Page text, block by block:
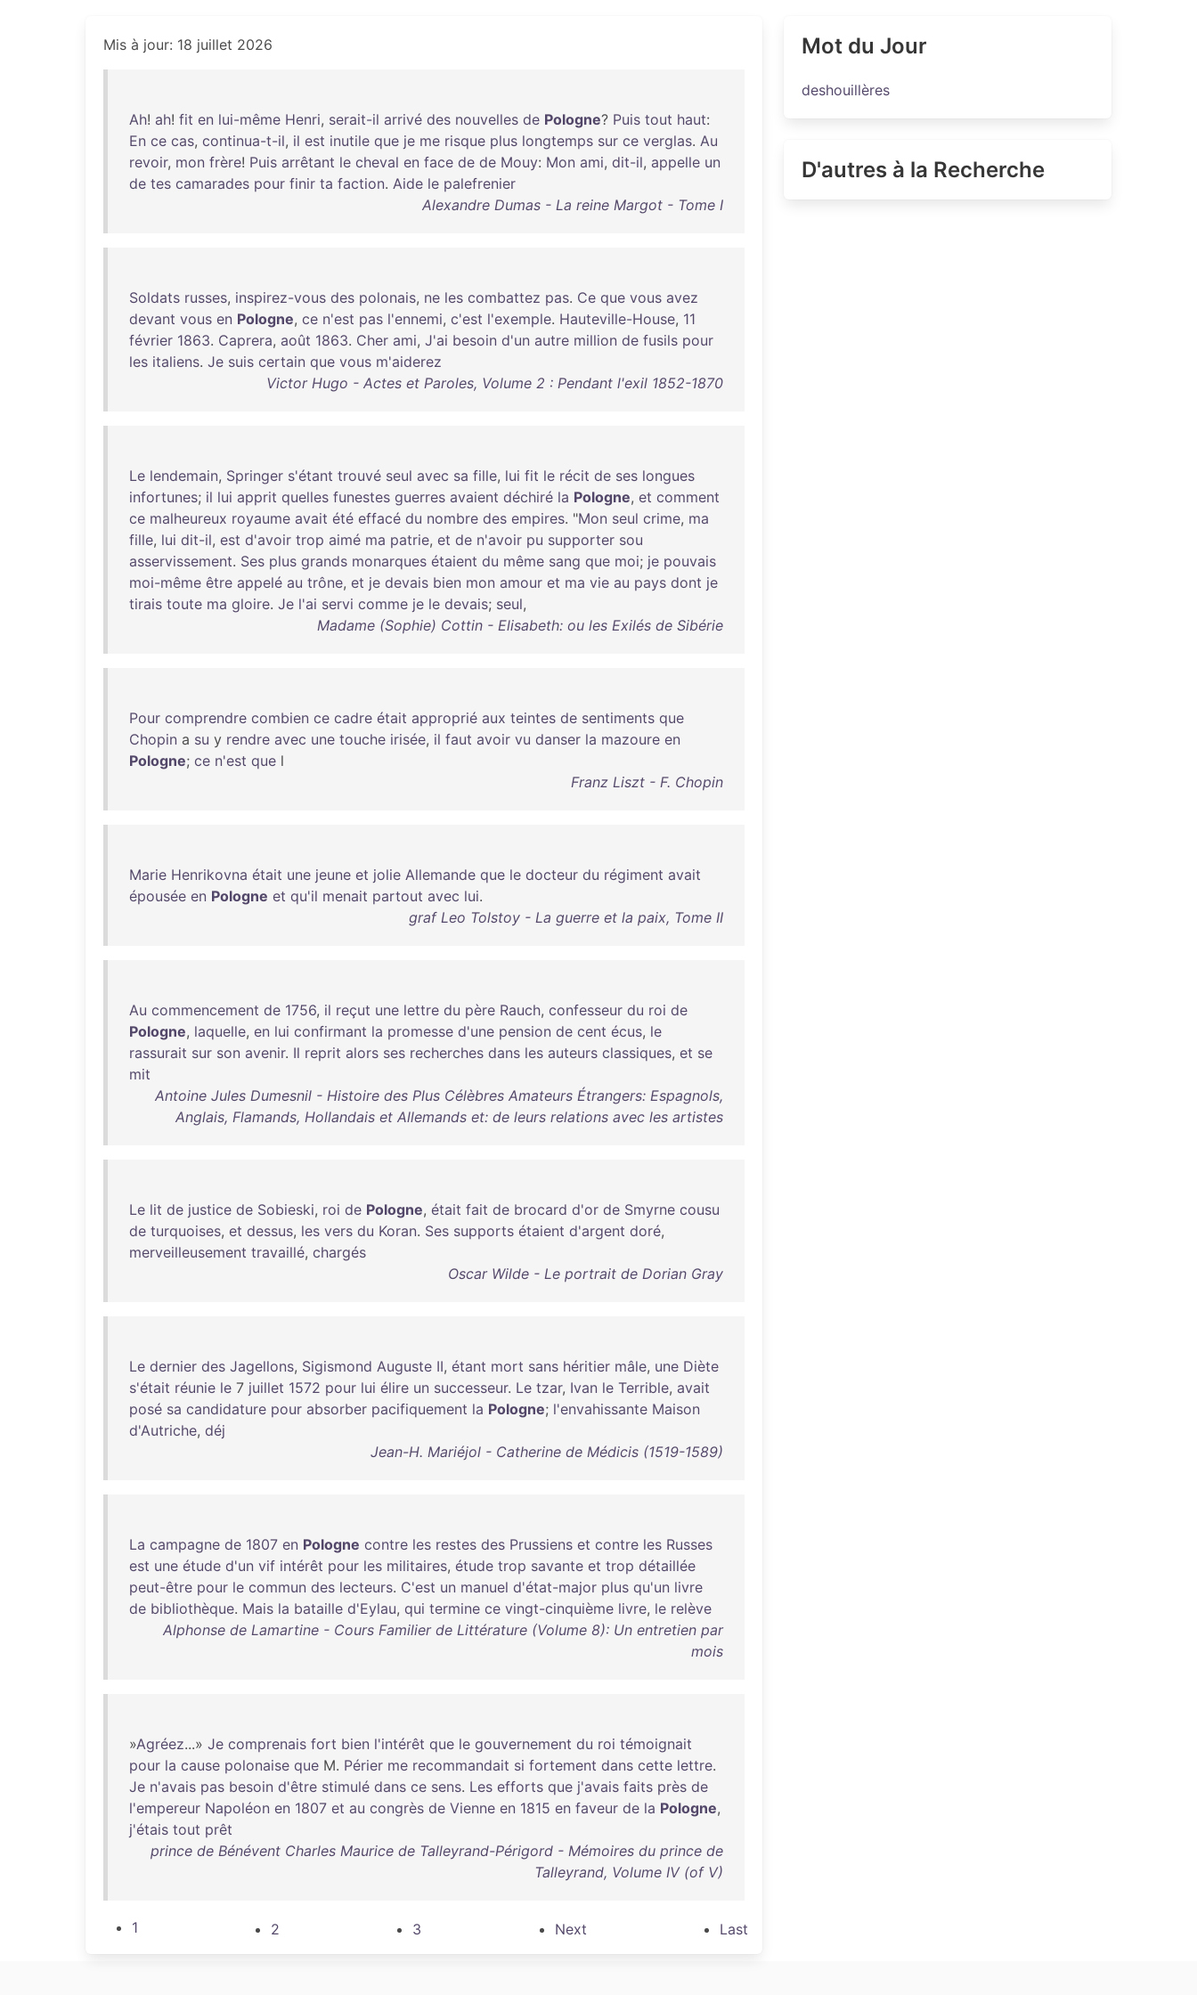
Mis à jour: 18 juillet 2026
Ah! ah! fit en lui-même Henri, serait-il arrivé des nouvelles de Pologne? Puis tout haut:
En ce cas, continua-t-il, il est inutile que je me risque plus longtemps sur ce verglas. Au
revoir, mon frère! Puis arrêtant le cheval en face de de Mouy: Mon ami, dit-il, appelle un
de tes camarades pour finir ta faction. Aide le palefrenier
Alexandre Dumas - La reine Margot - Tome I
Soldats russes, inspirez-vous des polonais, ne les combattez pas. Ce que vous avez
devant vous en Pologne, ce n'est pas l'ennemi, c'est l'exemple. Hauteville-House, 11
février 1863. Caprera, août 1863. Cher ami, J'ai besoin d'un autre million de fusils pour
les italiens. Je suis certain que vous m'aiderez
Victor Hugo - Actes et Paroles, Volume 2 : Pendant l'exil 1852-1870
Le lendemain, Springer s'étant trouvé seul avec sa fille, lui fit le récit de ses longues
infortunes; il lui apprit quelles funestes guerres avaient déchiré la Pologne, et comment
ce malheureux royaume avait été effacé du nombre des empires. "Mon seul crime, ma
fille, lui dit-il, est d'avoir trop aimé ma patrie, et de n'avoir pu supporter sou
asservissement. Ses plus grands monarques étaient du même sang que moi; je pouvais
moi-même être appelé au trône, et je devais bien mon amour et ma vie au pays dont je
tirais toute ma gloire. Je l'ai servi comme je le devais; seul,
Madame (Sophie) Cottin - Elisabeth: ou les Exilés de Sibérie
Pour comprendre combien ce cadre était approprié aux teintes de sentiments que
Chopin a su y rendre avec une touche irisée, il faut avoir vu danser la mazoure en
Pologne; ce n'est que l
Franz Liszt - F. Chopin
Marie Henrikovna était une jeune et jolie Allemande que le docteur du régiment avait
épousée en Pologne et qu'il menait partout avec lui.
graf Leo Tolstoy - La guerre et la paix, Tome II
Au commencement de 1756, il reçut une lettre du père Rauch, confesseur du roi de
Pologne, laquelle, en lui confirmant la promesse d'une pension de cent écus, le
rassurait sur son avenir. Il reprit alors ses recherches dans les auteurs classiques, et se
mit
Antoine Jules Dumesnil - Histoire des Plus Célèbres Amateurs Étrangers: Espagnols,
Anglais, Flamands, Hollandais et Allemands et: de leurs relations avec les artistes
Le lit de justice de Sobieski, roi de Pologne, était fait de brocard d'or de Smyrne cousu
de turquoises, et dessus, les vers du Koran. Ses supports étaient d'argent doré,
merveilleusement travaillé, chargés
Oscar Wilde - Le portrait de Dorian Gray
Le dernier des Jagellons, Sigismond Auguste II, étant mort sans héritier mâle, une Diète
s'était réunie le 7 juillet 1572 pour lui élire un successeur. Le tzar, Ivan le Terrible, avait
posé sa candidature pour absorber pacifiquement la Pologne; l'envahissante Maison
d'Autriche, déj
Jean-H. Mariéjol - Catherine de Médicis (1519-1589)
La campagne de 1807 en Pologne contre les restes des Prussiens et contre les Russes
est une étude d'un vif intérêt pour les militaires, étude trop savante et trop détaillée
peut-être pour le commun des lecteurs. C'est un manuel d'état-major plus qu'un livre
de bibliothèque. Mais la bataille d'Eylau, qui termine ce vingt-cinquième livre, le relève
Alphonse de Lamartine - Cours Familier de Littérature (Volume 8): Un entretien par
mois
»Agréez...» Je comprenais fort bien l'intérêt que le gouvernement du roi témoignait
pour la cause polonaise que M. Périer me recommandait si fortement dans cette lettre.
Je n'avais pas besoin d'être stimulé dans ce sens. Les efforts que j'avais faits près de
l'empereur Napoléon en 1807 et au congrès de Vienne en 1815 en faveur de la Pologne,
j'étais tout prêt
prince de Bénévent Charles Maurice de Talleyrand-Périgord - Mémoires du prince de
Talleyrand, Volume IV (of V)
1 2 3 Next Last
Mot du Jour
deshouillères
D'autres à la Recherche